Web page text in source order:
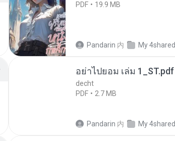
PDF 19.9 MB
Pandarin 内 My 4shared
อย่าไปยอม เล่ม 1_ST.pdf
decht
PDF
2.7 MB
Pandarin 内 My 4shared